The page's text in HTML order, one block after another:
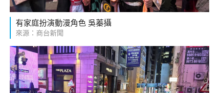
有家庭扮演動漫角色 吳蓁攝
來源：商台新聞